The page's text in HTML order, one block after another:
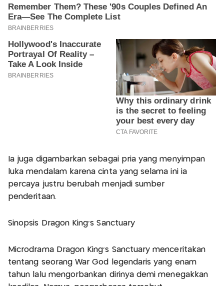
Ia juga digambarkan sebagai pria yang menyimpan
luka mendalam karena cinta yang selama ini ia
percaya justru berubah menjadi sumber
penderitaan.
Sinopsis Dragon King’s Sanctuary
Microdrama Dragon King’s Sanctuary menceritakan
tentang seorang War God legendaris yang enam
tahun lalu mengorbankan dirinya demi menegakkan